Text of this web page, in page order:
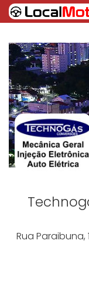
Rua Paraibuna,